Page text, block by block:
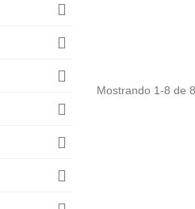
Mostrando 1-8 de